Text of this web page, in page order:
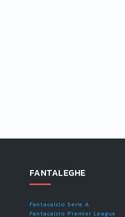
FANTALEGHE
Fantacalcio Serie A
Fantacalcio Premier League